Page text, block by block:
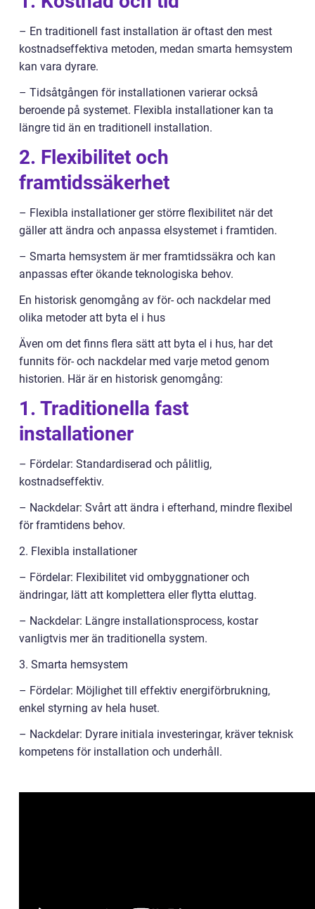
– En traditionell fast installation är oftast den mest
kostnadseffektiva metoden, medan smarta hemsystem
kan vara dyrare.
– Tidsåtgången för installationen varierar också
beroende på systemet. Flexibla installationer kan ta
längre tid än en traditionell installation.
2. Flexibilitet och
framtidssäkerhet
– Flexibla installationer ger större flexibilitet när det
gäller att ändra och anpassa elsystemet i framtiden.
– Smarta hemsystem är mer framtidssäkra och kan
anpassas efter ökande teknologiska behov.
En historisk genomgång av för- och nackdelar med
olika metoder att byta el i hus
Även om det finns flera sätt att byta el i hus, har det
funnits för- och nackdelar med varje metod genom
historien. Här är en historisk genomgång:
1. Traditionella fast
installationer
– Fördelar: Standardiserad och pålitlig,
kostnadseffektiv.
– Nackdelar: Svårt att ändra i efterhand, mindre flexibel
för framtidens behov.
2. Flexibla installationer
– Fördelar: Flexibilitet vid ombyggnationer och
ändringar, lätt att komplettera eller flytta eluttag.
– Nackdelar: Längre installationsprocess, kostar
vanligtvis mer än traditionella system.
3. Smarta hemsystem
– Fördelar: Möjlighet till effektiv energiförbrukning,
enkel styrning av hela huset.
– Nackdelar: Dyrare initiala investeringar, kräver teknisk
kompetens för installation och underhåll.